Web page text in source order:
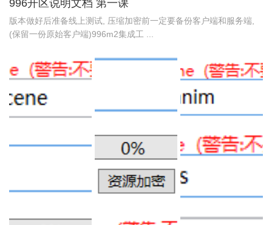
996开区说明文档 第一课
版本做好后准备线上测试, 压缩加密前一定要备份客户端和服务端,
(保留一份原始客户端)996m2集成工 ...